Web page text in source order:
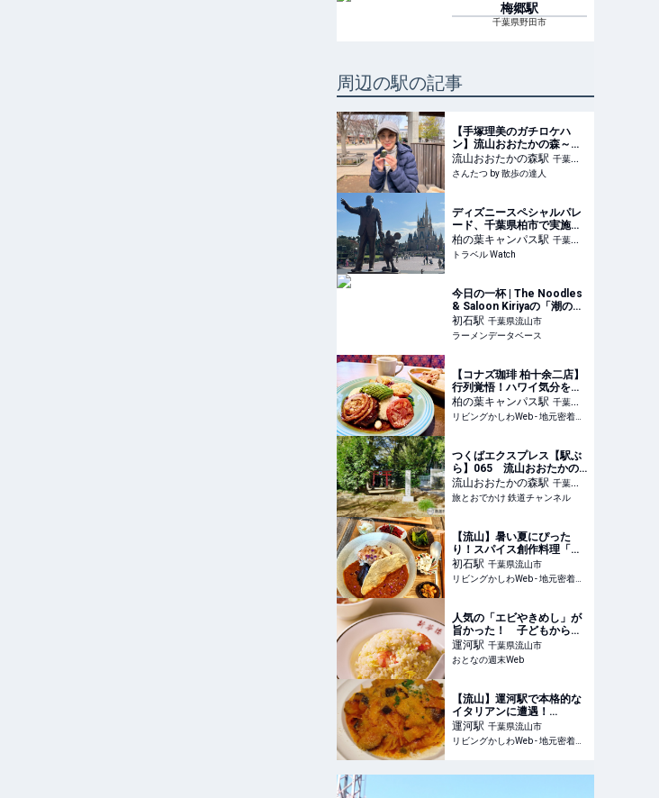
梅郷駅
千葉県野田市
周辺の駅の記事
【手塚理美のガチロケハ
ン】流山おおたかの森～屋
上テラスに『森の美術
館』、そしてクラフトビー
ルで乾杯！｜さんたつ by
流山おおたかの森駅 千葉県
流山市
さんたつ by 散歩の達人
ディズニースペシャルパレ
ード、千葉県柏市で実施決
定！ 11月の「柏の葉街 ま
るごとフェスティバル」で
柏の葉キャンパス駅 千葉県
柏市
トラベル Watch
今日の一杯 | The Noodles
& Saloon Kiriyaの「潮の旨
味ソバ（980円）」 | ラーメ
ンデータベース
初石駅 千葉県流山市
ラーメンデータベース
【コナズ珈琲 柏十余二店】
行列覚悟！ハワイ気分を味
わえる人気カフェが柏にオ
ープン
柏の葉キャンパス駅 千葉県
柏市
リビングかしわWeb - 地元密着！ 柏、松戸、守谷、我孫子、TX沿線ほかのグルメ、イベント、お出かけ、習い事情報
つくばエクスプレス【駅ぶ
ら】065 流山おおたかの
森駅 その7 大畔 天満宮 |
旅とおでかけ 鉄道チャンネ
流山おおたかの森駅 千葉県
流山市
旅とおでかけ 鉄道チャンネル
【流山】暑い夏にぴった
り！スパイス創作料理「食
堂のき」の豚しゃぶ冷やし
カレー
初石駅 千葉県流山市
リビングかしわWeb - 地元密着！ 柏、松戸、守谷、我孫子、TX沿線ほかのグルメ、イベント、お出かけ、習い事情報
人気の「エビやきめし」が
旨かった！ 子どもから大
人まで唸らせる理想の町中
華の王様 - おとなの週末
Web
運河駅 千葉県流山市
おとなの週末Web
【流山】運河駅で本格的な
イタリアンに遭遇！
【Bambino（バンビー
ノ）】
運河駅 千葉県流山市
リビングかしわWeb - 地元密着！ 柏、松戸、守谷、我孫子、TX沿線ほかのグルメ、イベント、お出かけ、習い事情報